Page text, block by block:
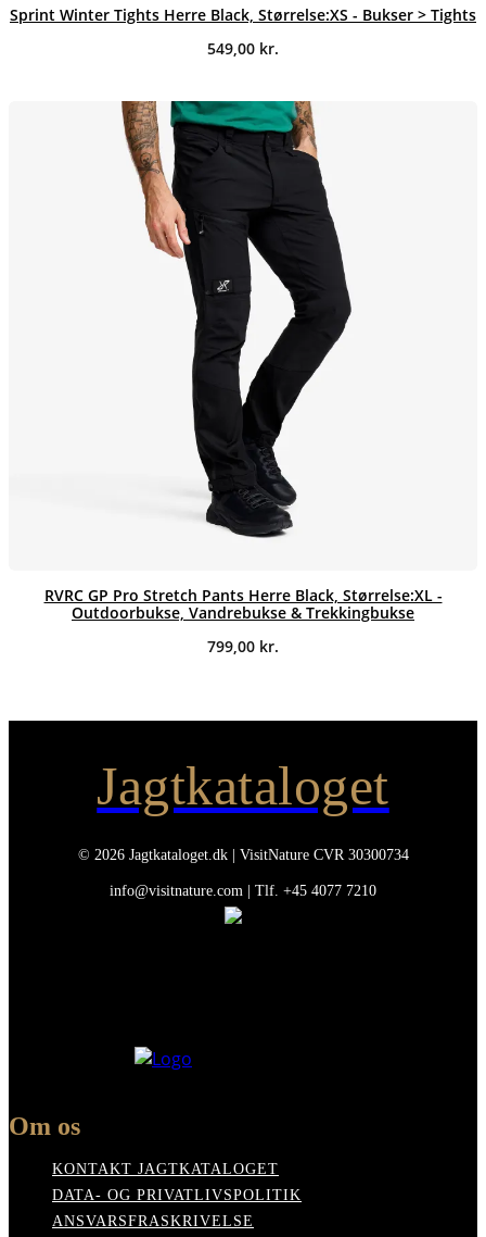
Sprint Winter Tights Herre Black, Størrelse:XS - Bukser > Tights
549,00 kr.
RVRC GP Pro Stretch Pants Herre Black, Størrelse:XL -
Outdoorbukse, Vandrebukse & Trekkingbukse
799,00 kr.
Jagtkataloget
© 2026 Jagtkataloget.dk | VisitNature CVR 30300734
info@visitnature.com | Tlf. +45 4077 7210
Om os
KONTAKT JAGTKATALOGET
DATA- OG PRIVATLIVSPOLITIK
ANSVARSFRASKRIVELSE